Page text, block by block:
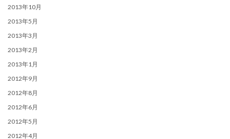
2013年10月
2013年5月
2013年3月
2013年2月
2013年1月
2012年9月
2012年8月
2012年6月
2012年5月
2012年4月